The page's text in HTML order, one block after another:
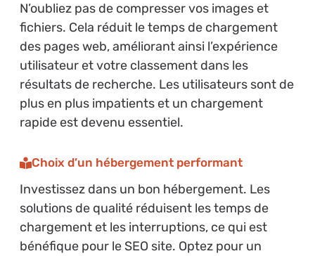
N’oubliez pas de compresser vos images et
fichiers. Cela réduit le temps de chargement
des pages web, améliorant ainsi l’expérience
utilisateur et votre classement dans les
résultats de recherche. Les utilisateurs sont de
plus en plus impatients et un chargement
rapide est devenu essentiel.
Choix d’un hébergement performant
Investissez dans un bon hébergement. Les
solutions de qualité réduisent les temps de
chargement et les interruptions, ce qui est
bénéfique pour le SEO site. Optez pour un